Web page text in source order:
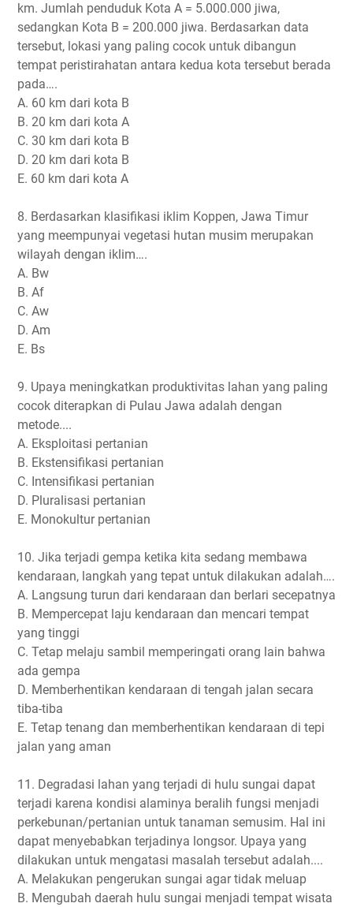
km. Jumlah penduduk Kota A = 5.000.000 jiwa,
sedangkan Kota B = 200.000 jiwa. Berdasarkan data
tersebut, lokasi yang paling cocok untuk dibangun
tempat peristirahatan antara kedua kota tersebut berada
pada….
A. 60 km dari kota B
B. 20 km dari kota A
C. 30 km dari kota B
D. 20 km dari kota B
E. 60 km dari kota A
8. Berdasarkan klasifikasi iklim Koppen, Jawa Timur
yang meempunyai vegetasi hutan musim merupakan
wilayah dengan iklim….
A. Bw
B. Af
C. Aw
D. Am
E. Bs
9. Upaya meningkatkan produktivitas lahan yang paling
cocok diterapkan di Pulau Jawa adalah dengan
metode....
A. Eksploitasi pertanian
B. Ekstensifikasi pertanian
C. Intensifikasi pertanian
D. Pluralisasi pertanian
E. Monokultur pertanian
10. Jika terjadi gempa ketika kita sedang membawa
kendaraan, langkah yang tepat untuk dilakukan adalah….
A. Langsung turun dari kendaraan dan berlari secepatnya
B. Mempercepat laju kendaraan dan mencari tempat
yang tinggi
C. Tetap melaju sambil memperingati orang lain bahwa
ada gempa
D. Memberhentikan kendaraan di tengah jalan secara
tiba-tiba
E. Tetap tenang dan memberhentikan kendaraan di tepi
jalan yang aman
11. Degradasi lahan yang terjadi di hulu sungai dapat
terjadi karena kondisi alaminya beralih fungsi menjadi
perkebunan/pertanian untuk tanaman semusim. Hal ini
dapat menyebabkan terjadinya longsor. Upaya yang
dilakukan untuk mengatasi masalah tersebut adalah....
A. Melakukan pengerukan sungai agar tidak meluap
B. Mengubah daerah hulu sungai menjadi tempat wisata